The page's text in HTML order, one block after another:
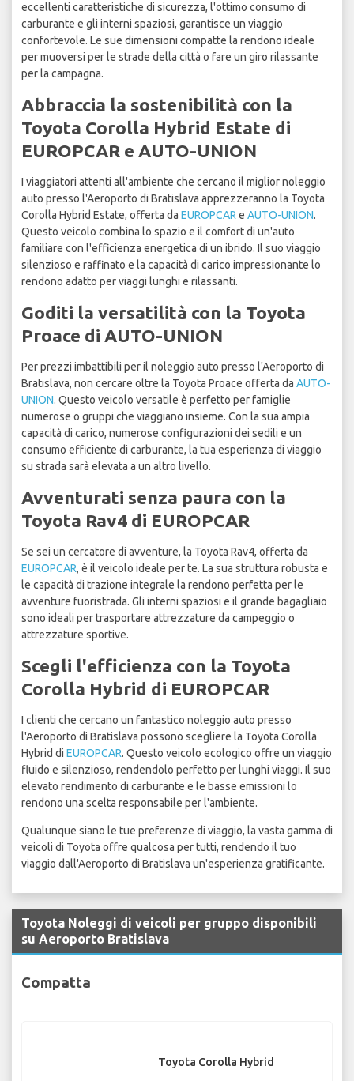
eccellenti caratteristiche di sicurezza, l'ottimo consumo di
carburante e gli interni spaziosi, garantisce un viaggio
confortevole. Le sue dimensioni compatte la rendono ideale
per muoversi per le strade della città o fare un giro rilassante
per la campagna.
Abbraccia la sostenibilità con la
Toyota Corolla Hybrid Estate di
EUROPCAR e AUTO-UNION
I viaggiatori attenti all'ambiente che cercano il miglior noleggio
auto presso l'Aeroporto di Bratislava apprezzeranno la Toyota
Corolla Hybrid Estate, offerta da EUROPCAR e AUTO-UNION.
Questo veicolo combina lo spazio e il comfort di un'auto
familiare con l'efficienza energetica di un ibrido. Il suo viaggio
silenzioso e raffinato e la capacità di carico impressionante lo
rendono adatto per viaggi lunghi e rilassanti.
Goditi la versatilità con la Toyota
Proace di AUTO-UNION
Per prezzi imbattibili per il noleggio auto presso l'Aeroporto di
Bratislava, non cercare oltre la Toyota Proace offerta da AUTO-
UNION. Questo veicolo versatile è perfetto per famiglie
numerose o gruppi che viaggiano insieme. Con la sua ampia
capacità di carico, numerose configurazioni dei sedili e un
consumo efficiente di carburante, la tua esperienza di viaggio
su strada sarà elevata a un altro livello.
Avventurati senza paura con la
Toyota Rav4 di EUROPCAR
Se sei un cercatore di avventure, la Toyota Rav4, offerta da
EUROPCAR, è il veicolo ideale per te. La sua struttura robusta e
le capacità di trazione integrale la rendono perfetta per le
avventure fuoristrada. Gli interni spaziosi e il grande bagagliaio
sono ideali per trasportare attrezzature da campeggio o
attrezzature sportive.
Scegli l'efficienza con la Toyota
Corolla Hybrid di EUROPCAR
I clienti che cercano un fantastico noleggio auto presso
l'Aeroporto di Bratislava possono scegliere la Toyota Corolla
Hybrid di EUROPCAR. Questo veicolo ecologico offre un viaggio
fluido e silenzioso, rendendolo perfetto per lunghi viaggi. Il suo
elevato rendimento di carburante e le basse emissioni lo
rendono una scelta responsabile per l'ambiente.
Qualunque siano le tue preferenze di viaggio, la vasta gamma di
veicoli di Toyota offre qualcosa per tutti, rendendo il tuo
viaggio dall'Aeroporto di Bratislava un'esperienza gratificante.
Toyota Noleggi di veicoli per gruppo disponibili
su Aeroporto Bratislava
Compatta
Toyota Corolla Hybrid